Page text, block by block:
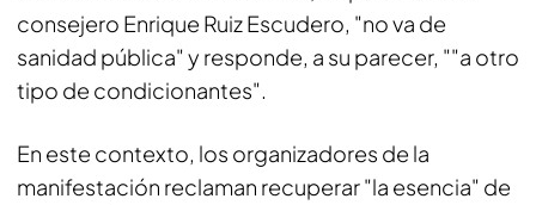
consejero Enrique Ruiz Escudero, "no va de
sanidad pública" y responde, a su parecer, ""a otro
tipo de condicionantes".
En este contexto, los organizadores de la
manifestación reclaman recuperar "la esencia" de